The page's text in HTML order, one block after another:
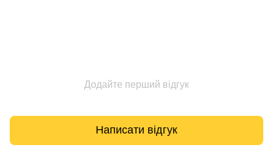
Додайте перший відгук
Написати відгук